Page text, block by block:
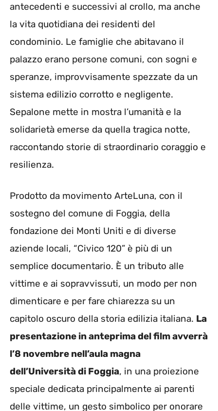
antecedenti e successivi al crollo, ma anche
la vita quotidiana dei residenti del
condominio. Le famiglie che abitavano il
palazzo erano persone comuni, con sogni e
speranze, improvvisamente spezzate da un
sistema edilizio corrotto e negligente.
Sepalone mette in mostra l’umanità e la
solidarietà emerse da quella tragica notte,
raccontando storie di straordinario coraggio e
resilienza.
Prodotto da movimento ArteLuna, con il
sostegno del comune di Foggia, della
fondazione dei Monti Uniti e di diverse
aziende locali, “Civico 120” è più di un
semplice documentario. È un tributo alle
vittime e ai sopravvissuti, un modo per non
dimenticare e per fare chiarezza su un
capitolo oscuro della storia edilizia italiana. La
presentazione in anteprima del film avverrà
l’8 novembre nell’aula magna
dell’Università di Foggia, in una proiezione
speciale dedicata principalmente ai parenti
delle vittime, un gesto simbolico per onorare